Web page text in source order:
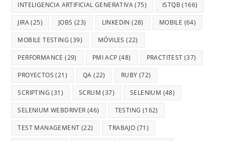
INTELIGENCIA ARTIFICIAL GENERATIVA(75) ISTQB (166)
JIRA(25) JOBS (23) LINKEDIN (28) MOBILE (64)
MOBILE TESTING (39) MÓVILES (22)
PERFORMANCE (29) PMI ACP (48) PRACTITEST (37)
PROYECTOS (21) QA (22) RUBY (72)
SCRIPTING (31) SCRUM (37) SELENIUM (48)
SELENIUM WEBDRIVER (46) TESTING (162)
TEST MANAGEMENT (22) TRABAJO (71)